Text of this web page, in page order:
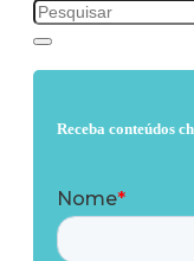
Receba conteúdos